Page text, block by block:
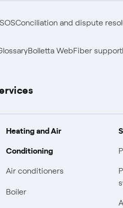
Conciliation and dispute
Bolletta WebFiber support
Heating and Air
Conditioning
Air conditioners
Boiler